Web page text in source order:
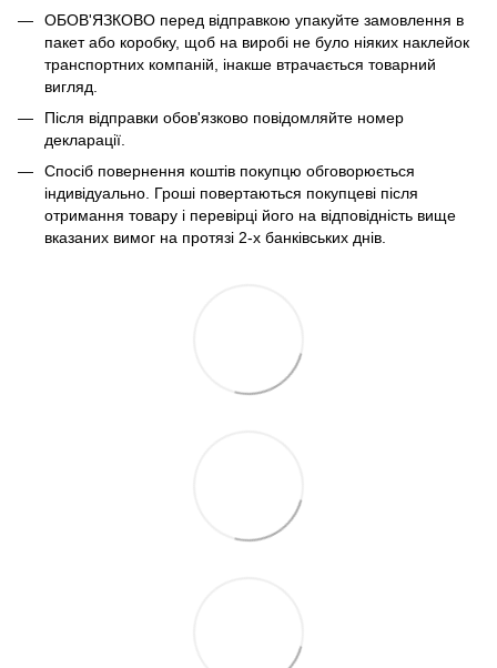
ОБОВ'ЯЗКОВО перед відправкою упакуйте замовлення в
пакет або коробку, щоб на виробі не було ніяких наклейок
транспортних компаній, інакше втрачається товарний
вигляд.
Після відправки обов'язково повідомляйте номер
декларації.
Спосіб повернення коштів покупцю обговорюється
індивідуально. Гроші повертаються покупцеві після
отримання товару і перевірці його на відповідність вище
вказаних вимог на протязі 2-х банківських днів.